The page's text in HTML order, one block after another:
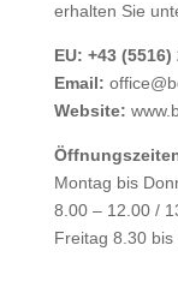
erhalten Sie
EU: +43 (5516)
Email:
Website:
Montag bis
8.00 – 12.00 /
Freitag 8.30